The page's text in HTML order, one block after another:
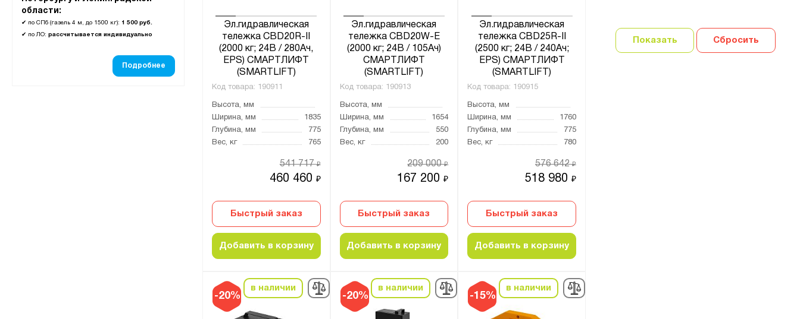
области:
✔ по СПб (газель 4 м, до 1500 кг): 1 500 руб.
✔ по ЛО: рассчитывается индивидуально
Подробнее
Эл.гидравлическая
тележка CBD20R-II
(2000 кг; 24В / 280Ач,
EPS) СМАРТЛИФТ
(SMARTLIFT)
Код товара: 190911
Высота, мм
Ширина, мм
1835
Глубина, мм
775
Вес, кг
765
460 460 ₽
541 717₽
Быстрый заказ
Добавить в корзину
Эл.гидравлическая
тележка CBD20W-E
(2000 кг; 24В / 105Ач)
СМАРТЛИФТ
(SMARTLIFT)
Код товара: 190913
Высота, мм
Ширина, мм
1654
Глубина, мм
550
Вес, кг
200
167 200₽
209 000₽
Быстрый заказ
Добавить в корзину
Эл.гидравлическая
тележка CBD25R-II
(2500 кг; 24В / 240Ач;
EPS) СМАРТЛИФТ
(SMARTLIFT)
Код товара: 190915
Высота, мм
Ширина, мм
1760
Глубина, мм
775
Вес, кг
780
518 980 ₽
576 642₽
Быстрый заказ
Добавить в корзину
-20%
в наличии
-20%
в наличии
-15%
в наличии
Показать Сбросить